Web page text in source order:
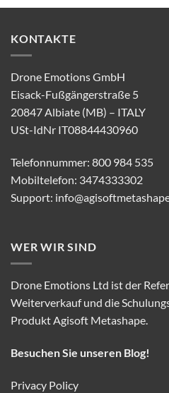
KONTAKTE
Drone Emotions GmbH
Eisack-Fußgängerstraße 5
20847 Albiate (MB) – ITALY
USt-IdNr IT08844430960
Telefonnummer: 800 984 535
Mobiltelefon: 3474333302
Support:
WER WIR SIND
Drone Emotions Ltd ist der
Weiterverkauf und die
Produkt Agisoft Metashape.
Besuchen Sie unseren Blog!
Privacy Policy